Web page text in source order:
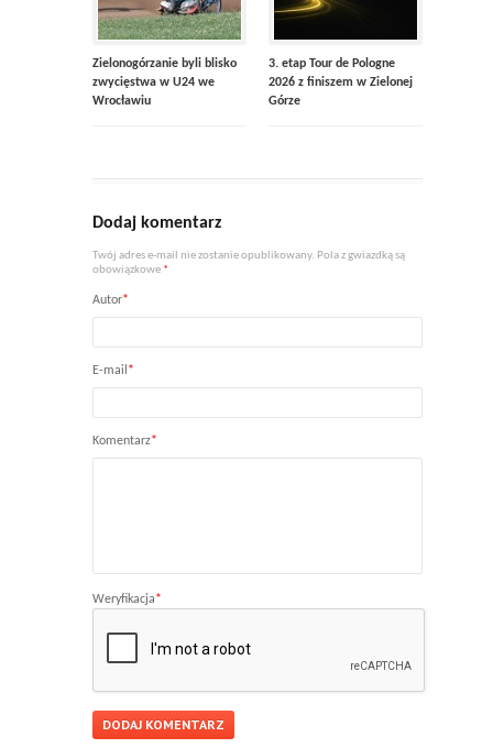
Zielonogórzanie byli blisko
zwycięstwa w U24 we
Wrocławiu
3. etap Tour de Pologne
2026 z finiszem w Zielonej
Górze
Dodaj komentarz
Twój adres e-mail nie zostanie opublikowany. Pola z gwiazdką są
obowiązkowe *
Autor*
E-mail *
Komentarz*
Weryfikacja*